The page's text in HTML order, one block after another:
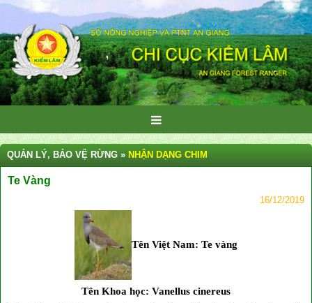
QUẢN LÝ, BẢO VỆ RỪNG » NHẬN DẠNG CHIM
Te Vàng
16/12/2019
Tên Việt Nam: Te vàng
Tên Khoa học: Vanellus cinereus